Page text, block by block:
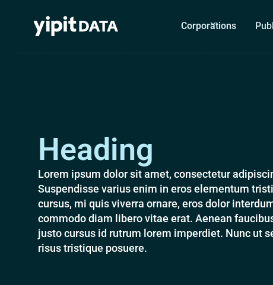
Corporations
Heading
Lorem ipsum dolor sit amet, consectetur
Suspendisse varius enim in eros elementum
cursus, mi quis viverra ornare, eros dolor
commodo diam libero vitae erat. Aenean
justo cursus id rutrum lorem imperdiet. Nunc ut
risus tristique posuere.